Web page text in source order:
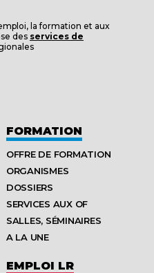
la formation et aux
des services de
FORMATION
OFFRE DE FORMATION
ORGANISMES
DOSSIERS
SERVICES AUX OF
SALLES, SÉMINAIRES
A LA UNE
EMPLOI LR